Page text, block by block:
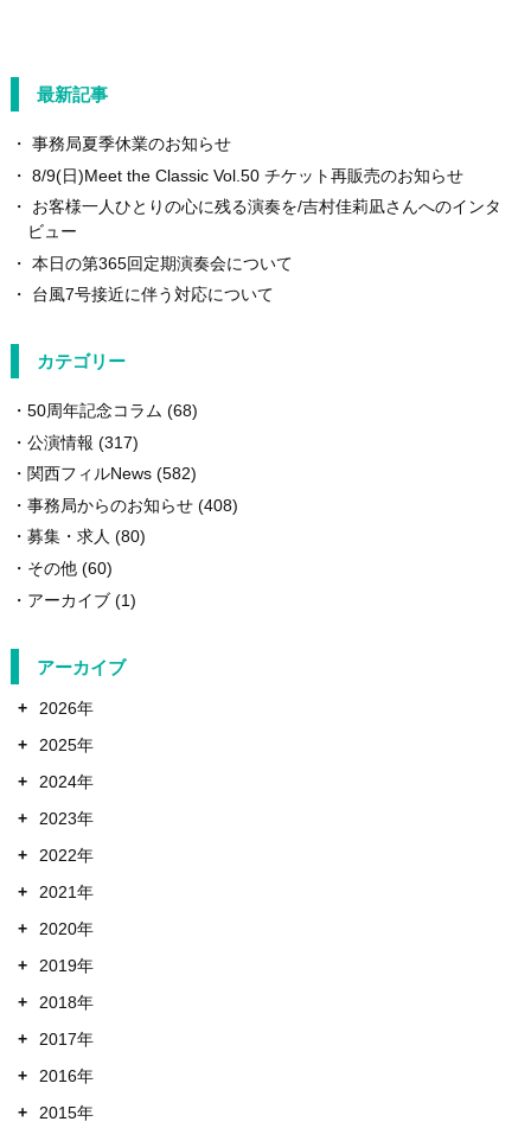
最新記事
事務局夏季休業のお知らせ
8/9(日)Meet the Classic Vol.50 チケット再販売のお知らせ
お客様一人ひとりの心に残る演奏を/吉村佳莉凪さんへのインタ
ビュー
本日の第365回定期演奏会について
台風7号接近に伴う対応について
カテゴリー
50周年記念コラム (68)
公演情報 (317)
関西フィルNews(582)
事務局からのお知らせ(408)
募集・求人 (80)
その他(60)
アーカイブ(1)
アーカイブ
+
2026年
+
2025年
+
2024年
+
2023年
+
2022年
+
2021年
+
2020年
+
2019年
+
2018年
+
2017年
+
2016年
+
2015年